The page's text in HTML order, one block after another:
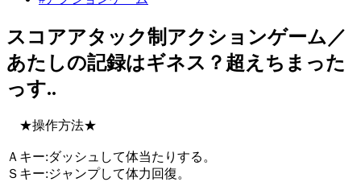
スコアアタック制アクションゲーム／
あたしの記録はギネス？超えちまった
っす..
★操作方法★
Ａキー:ダッシュして体当たりする。
Ｓキー:ジャンプして体力回復。